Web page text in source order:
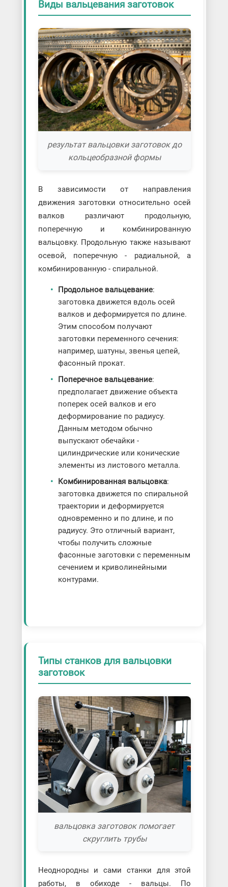
Виды вальцевания заготовок
результат вальцовки заготовок до
кольцеобразной формы
В зависимости от направления
движения заготовки относительно осей
валков различают продольную,
поперечную и комбинированную
вальцовку. Продольную также называют
осевой, поперечную - радиальной, а
комбинированную - спиральной.
Продольное вальцевание:
заготовка движется вдоль осей
валков и деформируется по длине.
Этим способом получают
заготовки переменного сечения:
например, шатуны, звенья цепей,
фасонный прокат.
Поперечное вальцевание:
предполагает движение объекта
поперек осей валков и его
деформирование по радиусу.
Данным методом обычно
выпускают обечайки -
цилиндрические или конические
элементы из листового металла.
Комбинированная вальцовка:
заготовка движется по спиральной
траектории и деформируется
одновременно и по длине, и по
радиусу. Это отличный вариант,
чтобы получить сложные
фасонные заготовки с переменным
сечением и криволинейными
контурами.
Типы станков для вальцовки
заготовок
вальцовка заготовок помогает
скруглить трубы
Неоднородны и сами станки для этой
работы, в обиходе - вальцы. По